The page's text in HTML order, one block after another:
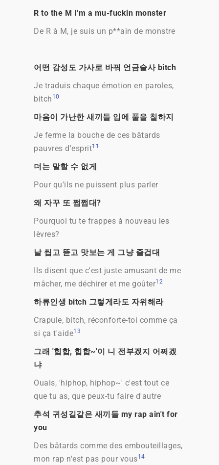
R to the M I'm a mu-fuckin monster
De R à M, je suis un p**ain de monstre
어떤 감성도 가사로 바꿔 언금술사 bitch
Je traduis chaque émotion en paroles,
bitch 10
마음이 가난한 새끼들 입에 풀을 칠하지
Je ferme la bouche de ces bâtards
pauvres d'esprit11
더는 말할 수 없게
Pour qu'ils ne puissent plus parler
왜 자꾸 또 쩝쩝대?
Pourquoi tu te frappes à nouveau les
lèvres?
날 씹고 뜯고 맛보는 게 그냥 즐겁대
Ils disent que c'est juste amusant de me
mâcher, me déchirer et me goûter12
하류인생 bitch 그렇게라도 자위해라
Crapule, bitch, réconforte-toi comme ça
si ça t'aide13
그래 '힙합, 힙합~'이 니 전부겠지 어쩌겠
냐
Ouais, 'hiphop, hiphop~' c'est tout ce
que tu as, que peux-tu faire d'autre
추석 귀성길같은 새끼들 my rap ain't for
you
Des bâtards comme des embouteillages,
mon rap n'est pas pour vous14